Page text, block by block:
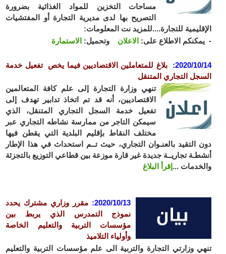
مساحات التخزين للمواد الغذائية بضرورة
التصريح بها لدى مديرية التجارة أو المفتشيات
الإقليمية للتجارة....للمزيد نت المعلومات:
- يمكنكم الاطلاع على: الاعلان وتحميل: الاستمارة
2020/10/14
: بلاغ للمتعاملين الاقتصاديينفيما يخص تفعيل خدمة
السجل التجاري المتنقل
تنهي وزارة التجارة إلى علم كافة المتعالمين
الاقتصاديين، أنه قد تم اتخاذ تدابير تهدف إلى
تفعيل خدمة السجل التجاري المتنقل، الذي
سيمكن التاجر من ممارسة نشاطه التجاري عبر
مختلف النقاط بإقليم البلدية التي يقطن فيها
دون التقيد بالعنـوان التجاري، حيث تــم استحداث في هذا الإطار
أنشطـة تجاريــة جديدة غير قارة موزعة بين قطاعي التوزيع بالتجزئة
والخدمات ... إقرأ البلاغ
2020/10/13
: مقرر وزاري مشترك يحدد
نموذج التمدرس الذي يربط بين
مؤسسات التربية والتعليم الخاصة
وأولياء التلاميذ
تنهي وزارتي التجارة والتربية الى علم مؤسسات التربية والتعليم